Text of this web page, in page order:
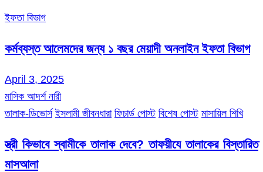
ইফতা বিভাগ
কর্মব্যস্ত আলেমদের জন্য ১ বছর মেয়াদী অনলাইন ইফতা বিভাগ
April 3, 2025
মাসিক আদর্শ নারী
তালাক-ডিভোর্স ইসলামী জীবনধারা ফিচার্ড পোস্ট বিশেষ পোস্ট মাসায়িল শিখি
স্ত্রী কিভাবে স্বামীকে তালাক দেবে? তাফয়ীযে তালাকের বিস্তারিত
মাসআলা